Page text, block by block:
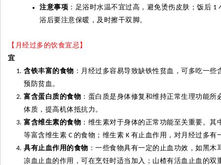
注意事项 ：足浴时水温不宜过高，避免烫伤皮肤；饭后 1
浴后要注意保暖，及时擦干双脚。
【月经过多的饮食宜忌】
宜
含铁丰富的食物 ：月经过多容易导致缺铁性贫血，可多吃一
预防贫血。
富含蛋白质的食物 ：蛋白质是身体修复和维持正常生理功能
体质，提高机体抵抗力。
富含维生素的食物 ：维生素对于身体的正常功能至关重要。其
等富含维生素 C 的食物；维生素 K 有止血作用，对月经过多有
具有止血作用的食物 ：一些食物具有一定的止血功效，如黑
凉血止血的作用，可在烹饪时适当加入；山楂有活血止血的